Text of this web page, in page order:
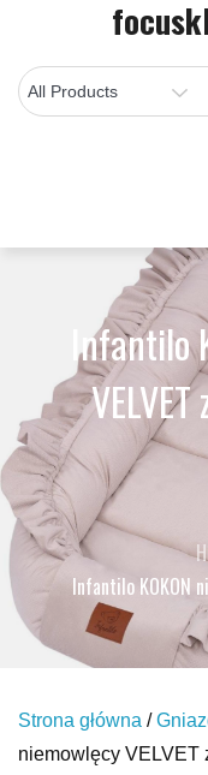
content
Infantilo
Infantilo KOKON
Strona główna /
niemowlęcy VELVET